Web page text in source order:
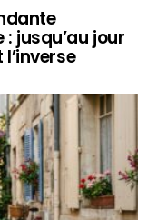
jusqu’au jour